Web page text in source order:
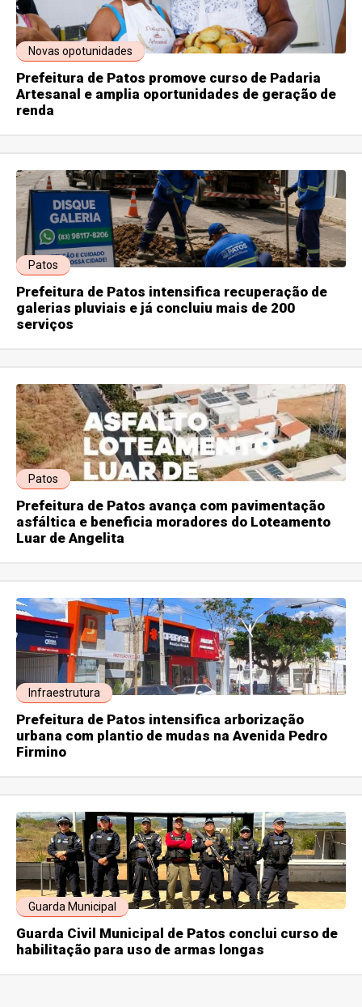
Novas opotunidades
Prefeitura de Patos promove curso de Padaria
Artesanal e amplia oportunidades de geração de
renda
Patos
Prefeitura de Patos intensifica recuperação de
galerias pluviais e já concluiu mais de 200
serviços
Patos
Prefeitura de Patos avança com pavimentação
asfáltica e beneficia moradores do Loteamento
Luar de Angelita
Infraestrutura
Prefeitura de Patos intensifica arborização
urbana com plantio de mudas na Avenida Pedro
Firmino
Guarda Municipal
Guarda Civil Municipal de Patos conclui curso de
habilitação para uso de armas longas